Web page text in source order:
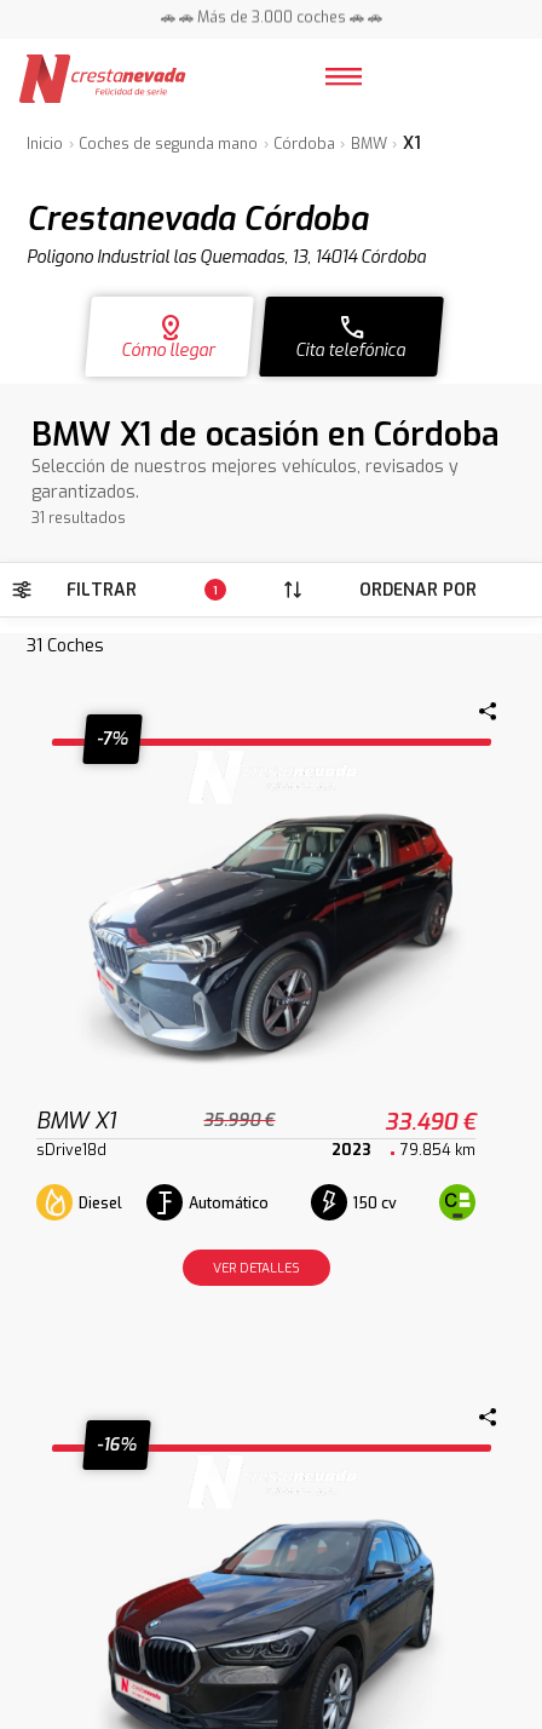
📍 Centros en toda España ⭐
📍 Centros en toda España ⭐
Inicio Coches de segunda mano Córdoba BMW X1
Crestanevada Córdoba
Poligono Industrial las Quemadas, 13, 14014 Córdoba
distance
Cómo llegar
call
Cita telefónica
BMW X1 de ocasión en Córdoba
Selección de nuestros mejores vehículos, revisados y
garantizados.
31 resultados
FILTRAR 1 ORDENAR POR
31 Coches
-7%
BMW X1 35.990 € 33.490 €
sDrive18d 2023 79.854 km
Diesel Automático 150 cv
VER DETALLES
-16%